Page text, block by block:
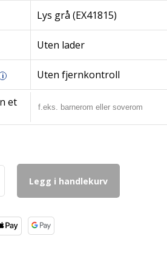
Lys grå (EX41815)
Uten lader
i Uten fjernkontroll
et
Legg i handlekurv